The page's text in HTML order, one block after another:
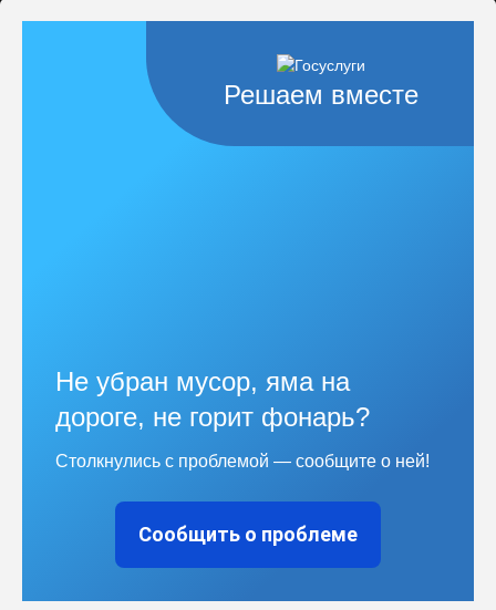
Решаем вместе
Не убран мусор, яма на
дороге, не горит фонарь?
Столкнулись с проблемой — сообщите о ней!
Сообщить о проблеме